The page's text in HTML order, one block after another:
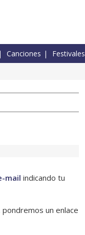
Canciones Festivales
mail indicando tu
pondremos un enlace